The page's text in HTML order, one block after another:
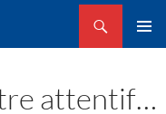
attentif…